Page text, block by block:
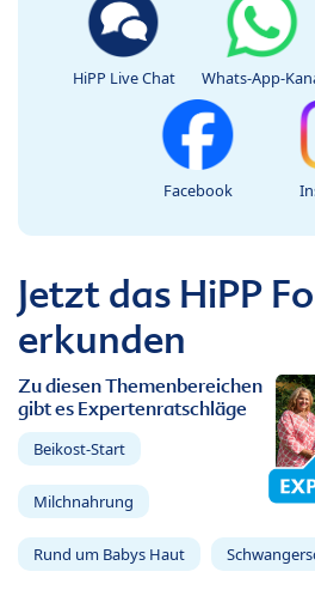
HiPP Live Chat Whats-App-
Facebook
Jetzt das HiPP
erkunden
Zu diesen Themenbereichen
gibt es Expertenratschläge
Beikost-Start
Milchnahrung
Rund um Babys Haut